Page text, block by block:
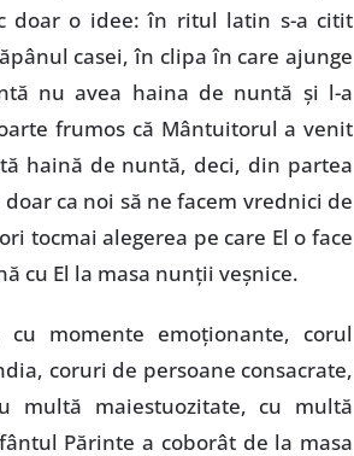
doar o idee: în ritul latin s-a citit
casei, în clipa în care ajunge
nu avea haina de nuntă şi l-a
frumos că Mântuitorul a venit
haină de nuntă, deci, din partea
ca noi să ne facem vrednici de
tocmai alegerea pe care El o face
cu El la masa nunţii veşnice.
momente emoţionante, corul
coruri de persoane consacrate,
maiestuozitate, cu multă
Părinte a coborât de la masa